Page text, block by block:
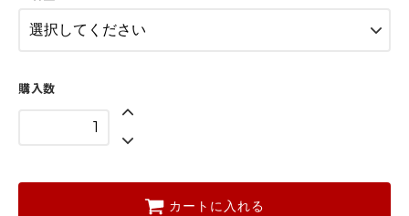
購入数
カートに入れる